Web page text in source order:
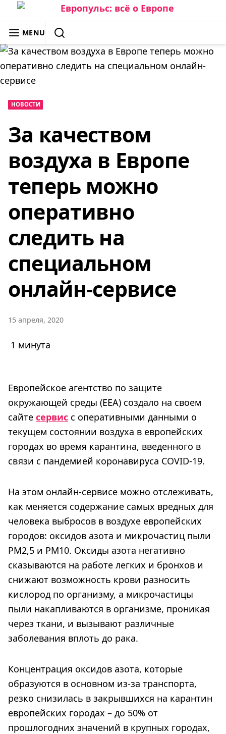
Skip
to
content
ЕВРОПУЛЬС: ВСЁ О ЕВРОПЕ
MENU
SEARCH
НОВОСТИ
За качеством
воздуха в Европе
теперь можно
оперативно
следить на
специальном
онлайн-сервисе
15 апреля, 2020
1 минута
Европейское агентство по защите
окружающей среды (EEA) создало на своем
сайте сервис с оперативными данными о
текущем состоянии воздуха в европейских
городах во время карантина, введенного в
связи с пандемией коронавируса COVID-19.
На этом онлайн-сервисе можно отслеживать,
как меняется содержание самых вредных для
человека выбросов в воздухе европейских
городов: оксидов азота и микрочастиц пыли
PM2,5 и PM10. Оксиды азота негативно
сказываются на работе легких и бронхов и
снижают возможность крови разносить
кислород по организму, а микрочастицы
пыли накапливаются в организме, проникая
через ткани, и вызывают различные
заболевания вплоть до рака.
Концентрация оксидов азота, которые
образуются в основном из-за транспорта,
резко снизилась в закрывшихся на карантин
европейских городах – до 50% от
прошлогодних значений в крупных городах,